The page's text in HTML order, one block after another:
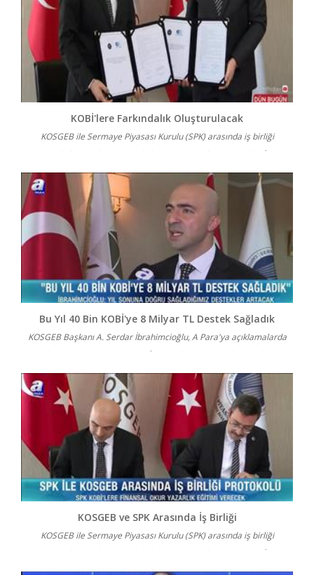
KOBİ'lere Farkındalık Oluşturulacak
KOSGEB ile Sermaye Piyasası Kurulu (SPK) arasında iş birliği
protokolü imzalandı. Protokol, KOSGEB Başkanı A. Serdar İb...
Bu Yıl 40 Bin KOBİ'ye 8 Milyar TL Destek Sağladık
KOSGEB Başkanı A. Serdar İbrahimcioğlu, A Para'ya açıklamalarda
bulundu: Bu yıl 40 bin KOBİ'ye 8 milyar TL destek sağlad...
KOSGEB ve SPK Arasında İş Birliği
KOSGEB ile Sermaye Piyasası Kurulu (SPK) arasında iş birliği
protokolü imzalandı. Protokol, KOSGEB Başkanı A. Serdar İb...